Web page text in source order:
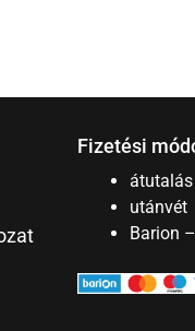
Fizetési
átutalás
utánvét
Barion